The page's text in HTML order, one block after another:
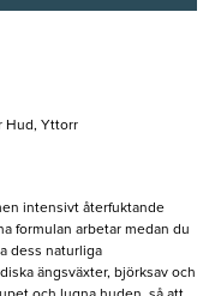
Hud, Yttorr
intensivt återfuktande
formulan arbetar medan du
dess naturliga
ängsväxter, björksav och